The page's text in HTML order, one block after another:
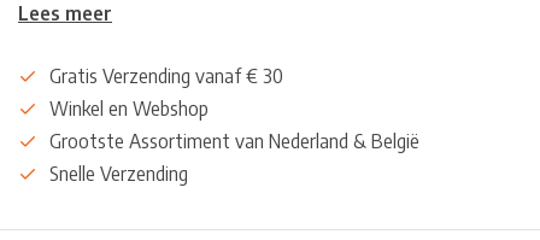
Lees meer
Gratis Verzending vanaf € 30
Winkel en Webshop
Grootste Assortiment van Nederland & België
Snelle Verzending